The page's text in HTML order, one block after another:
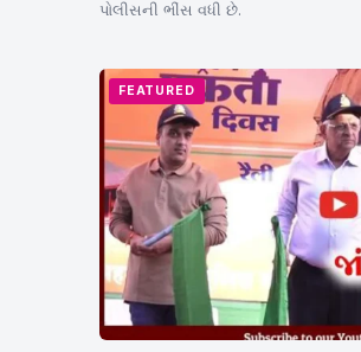
પોલીસની ભીંસ વધી છે.
FEATURED